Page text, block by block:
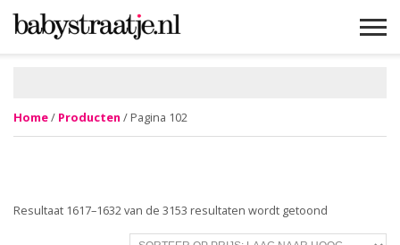
Home/ Producten / Pagina 102
Resultaat 1617–1632 van de 3153 resultaten wordt getoond
op